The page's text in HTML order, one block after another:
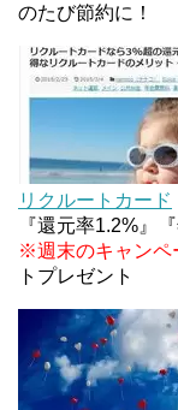
住信
2%還
条件
マイ
のたび節約に！
リクルートカード
『還元率1.2%』
※週末のキャンペ
トプレゼント